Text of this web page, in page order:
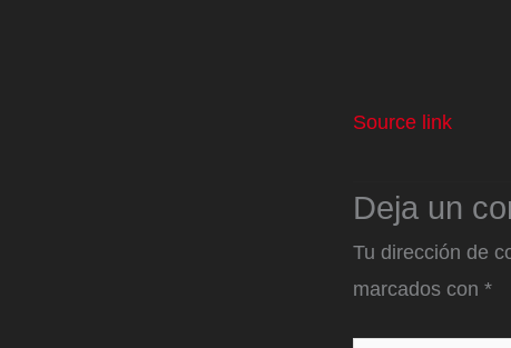
Source link
Deja un
Tu dirección de
marcados con *